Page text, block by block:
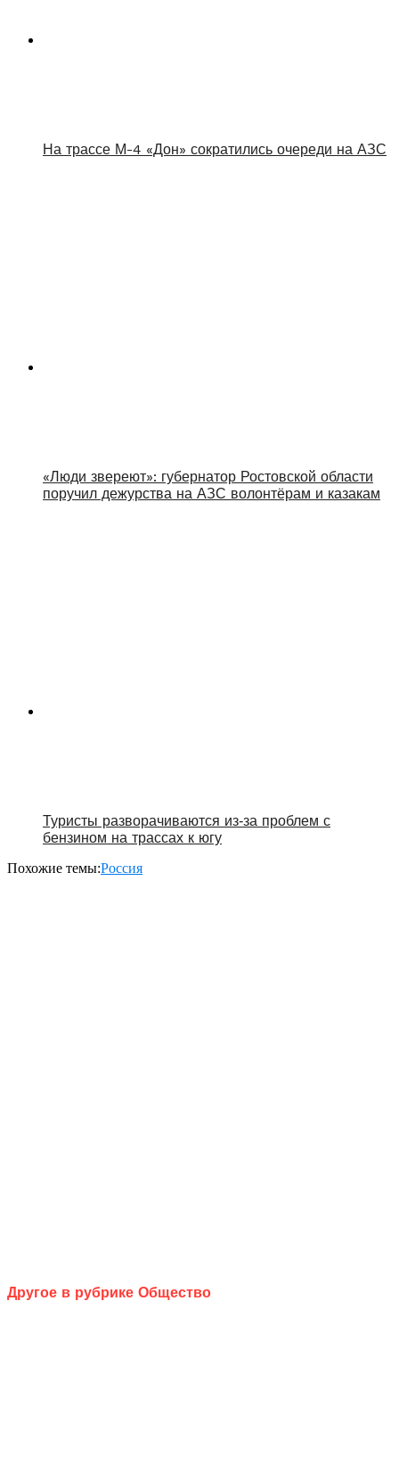
На трассе М-4 «Дон» сократились очереди на АЗС
«Люди звереют»: губернатор Ростовской области
поручил дежурства на АЗС волонтёрам и казакам
Туристы разворачиваются из‑за проблем с
бензином на трассах к югу
Похожие темы:Россия
Другое в рубрике Общество